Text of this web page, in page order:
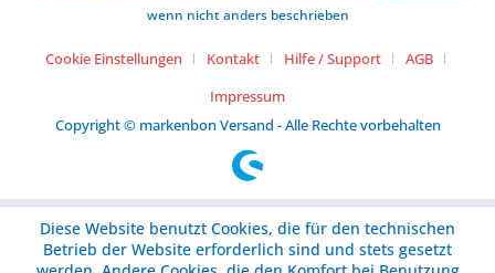
wenn nicht anders beschrieben
Cookie Einstellungen Kontakt Hilfe / Support
AGB
Impressum
Copyright © markenbon Versand - Alle Rechte vorbehalten
Diese Website benutzt Cookies, die für den technischen
Betrieb der Website erforderlich sind und stets gesetzt